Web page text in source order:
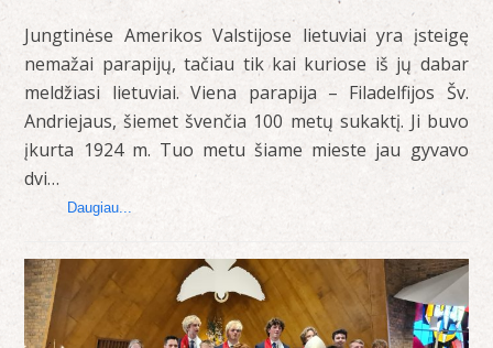
Jungtinėse Amerikos Valstijose lietuviai yra įsteigę
nemažai parapijų, tačiau tik kai kuriose iš jų dabar
meldžiasi lietuviai. Viena parapija – Filadelfijos Šv.
Andriejaus, šiemet švenčia 100 metų sukaktį. Ji buvo
įkurta 1924 m. Tuo metu šiame mieste jau gyvavo
dvi…
Daugiau...